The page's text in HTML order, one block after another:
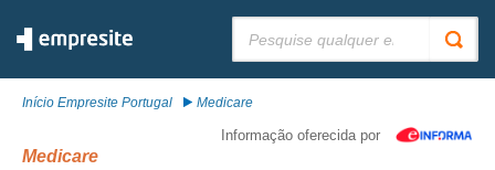
Início Empresite Portugal Medicare
Informação oferecida por
Medicare